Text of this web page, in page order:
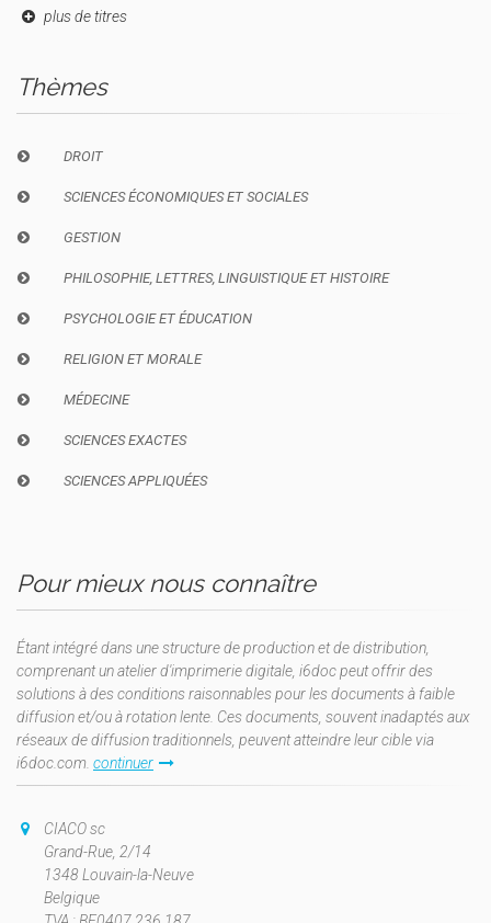
plus de titres
Thèmes
DROIT
SCIENCES ÉCONOMIQUES ET SOCIALES
GESTION
PHILOSOPHIE, LETTRES, LINGUISTIQUE ET HISTOIRE
PSYCHOLOGIE ET ÉDUCATION
RELIGION ET MORALE
MÉDECINE
SCIENCES EXACTES
SCIENCES APPLIQUÉES
Pour mieux nous connaître
Étant intégré dans une structure de production et de distribution,
comprenant un atelier d'imprimerie digitale, i6doc peut offrir des
solutions à des conditions raisonnables pour les documents à faible
diffusion et/ou à rotation lente. Ces documents, souvent inadaptés aux
réseaux de diffusion traditionnels, peuvent atteindre leur cible via
i6doc.com. continuer
CIACO sc
Grand-Rue, 2/14
1348 Louvain-la-Neuve
Belgique